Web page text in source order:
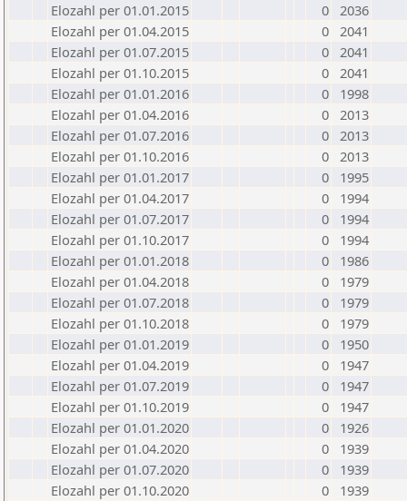
Elozahl per 01.01.2015
0 2036
Elozahl per 01.04.2015
0 2041
Elozahl per 01.07.2015
0 2041
Elozahl per 01.10.2015
0 2041
Elozahl per 01.01.2016
0
1998
Elozahl per 01.04.2016
0 2013
Elozahl per 01.07.2016
0 2013
Elozahl per 01.10.2016
0 2013
Elozahl per 01.01.2017
0
1995
Elozahl per 01.04.2017
0
1994
Elozahl per 01.07.2017
0
1994
Elozahl per 01.10.2017
0
1994
Elozahl per 01.01.2018
0
1986
Elozahl per 01.04.2018
0
1979
Elozahl per 01.07.2018
0
1979
Elozahl per 01.10.2018
0
1979
Elozahl per 01.01.2019
0
1950
Elozahl per 01.04.2019
0
1947
Elozahl per 01.07.2019
0
1947
Elozahl per 01.10.2019
0
1947
Elozahl per 01.01.2020
0
1926
Elozahl per 01.04.2020
0
1939
Elozahl per 01.07.2020
0
1939
Elozahl per 01.10.2020
0
1939